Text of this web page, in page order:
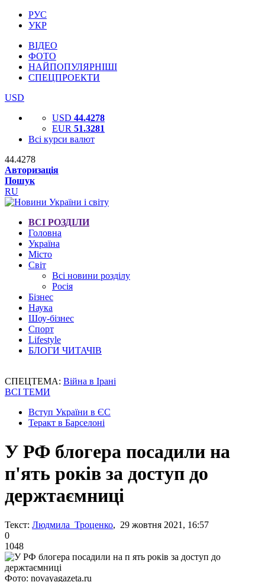
РУС
УКР
ВІДЕО
ФОТО
НАЙПОПУЛЯРНІШІ
СПЕЦПРОЕКТИ
USD
USD 44.4278
EUR 51.3281
Всі курси валют
44.4278
Авторизація
Пошук
RU
ВСІ РОЗДІЛИ
Головна
Україна
Місто
Світ
Всі новини розділу
Росія
Бізнес
Наука
Шоу-бізнес
Спорт
Lifestyle
БЛОГИ ЧИТАЧІВ
СПЕЦТЕМА: Війна в Ірані
ВСІ ТЕМИ
Вступ України в ЄС
Теракт в Барселоні
У РФ блогера посадили на
п'ять років за доступ до
держтаємниці
Текст: Людмила Троценко, 29 жовтня 2021, 16:57
0
1048
Фото: novayagazeta.ru